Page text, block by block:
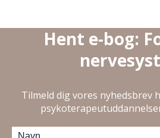
Hent e-bog:
Tilmeld dig vores nyhedsbrev